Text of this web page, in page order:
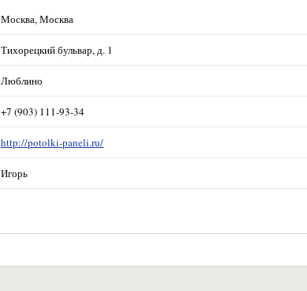
Москва, Москва
Тихорецкий бульвар, д. 1
Люблино
+7 (903) 111-93-34
http://potolki-paneli.ru/
Игорь